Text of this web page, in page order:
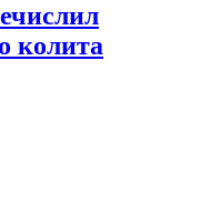
колита